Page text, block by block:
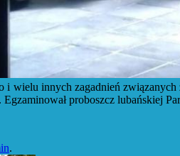
wielu innych zagadnień
proboszcz lubańskiej
.